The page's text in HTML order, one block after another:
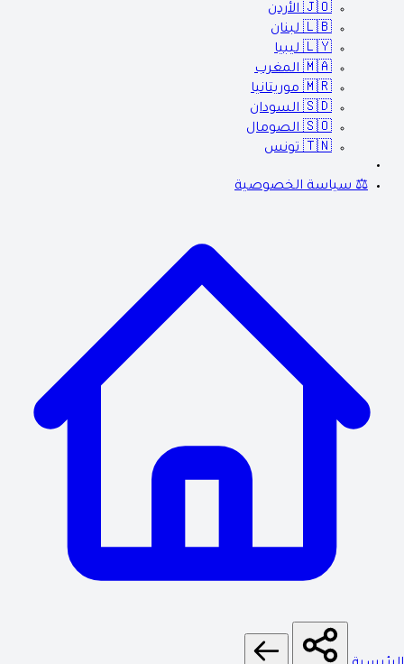
🇯🇴 الأردن
🇱🇧 لبنان
🇱🇾 ليبيا
🇲🇦 المغرب
🇲🇷 موريتانيا
🇸🇩 السودان
🇸🇴 الصومال
🇹🇳 تونس
⚖️ سياسة الخصوصية